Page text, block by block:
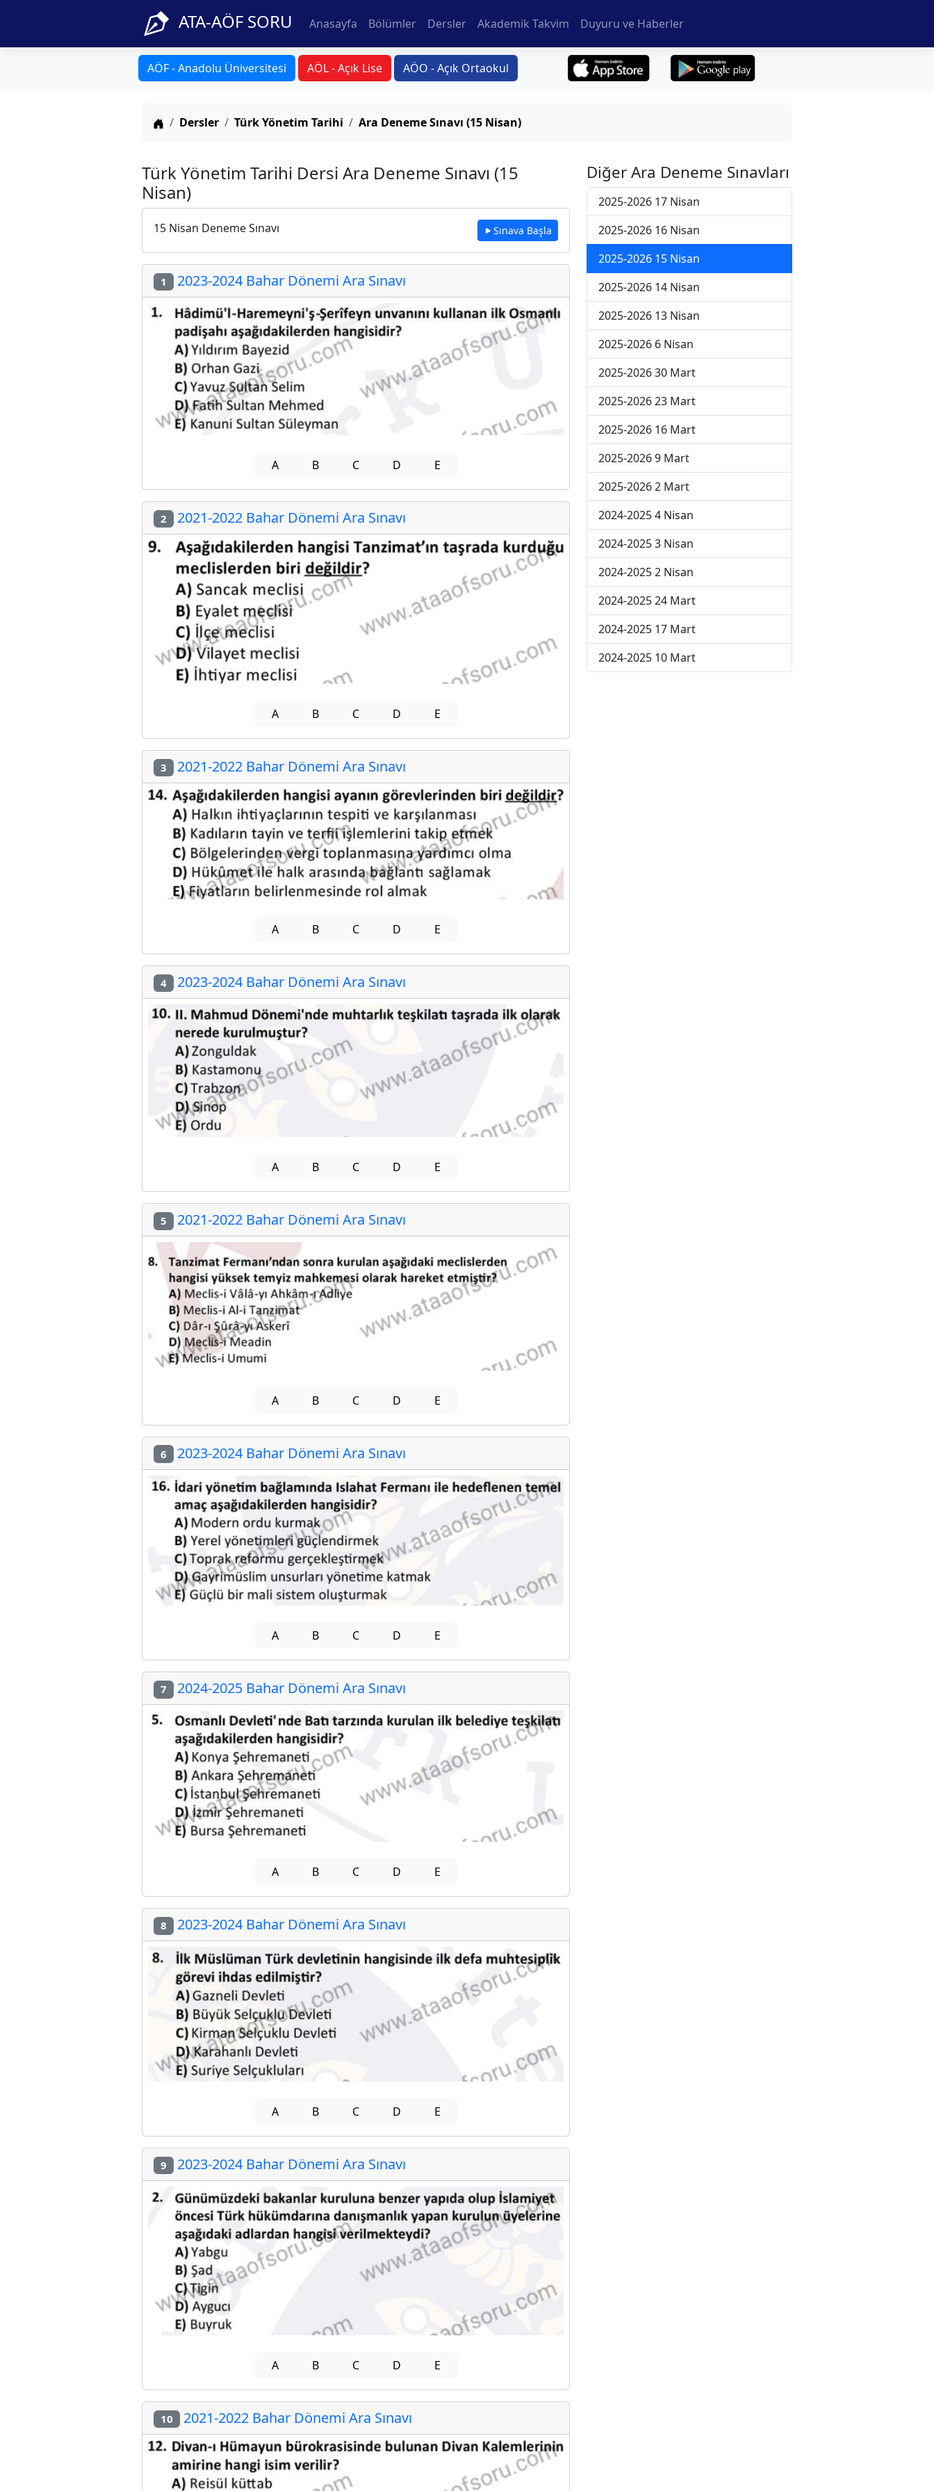
ATA-AÖF SORU Anasayfa Bölümler Dersler Akademik Takvim Duyuru ve Haberler
AÖF - Anadolu Üniversitesi AÖL - Açık Lise AÖO - Açık Ortaokul
Anasayfa
Dersler Türk Yönetim Tarihi Ara Deneme Sınavı (15 Nisan)
Türk Yönetim Tarihi Dersi Ara Deneme Sınavı (15
Nisan)
15 Nisan Deneme Sınavı Sınava Başla
1 2023-2024 Bahar Dönemi Ara Sınavı
A B C D E
2 2021-2022 Bahar Dönemi Ara Sınavı
A B C D E
3 2021-2022 Bahar Dönemi Ara Sınavı
A B C D E
4 2023-2024 Bahar Dönemi Ara Sınavı
A B C D E
5 2021-2022 Bahar Dönemi Ara Sınavı
A B C D E
6 2023-2024 Bahar Dönemi Ara Sınavı
A B C D E
7 2024-2025 Bahar Dönemi Ara Sınavı
A B C D E
8 2023-2024 Bahar Dönemi Ara Sınavı
A B C D E
9 2023-2024 Bahar Dönemi Ara Sınavı
A B C D E
10 2021-2022 Bahar Dönemi Ara Sınavı
Diğer Ara Deneme Sınavları
2025-2026 17 Nisan
2025-2026 16 Nisan
2025-2026 15 Nisan
2025-2026 14 Nisan
2025-2026 13 Nisan
2025-2026 6 Nisan
2025-2026 30 Mart
2025-2026 23 Mart
2025-2026 16 Mart
2025-2026 9 Mart
2025-2026 2 Mart
2024-2025 4 Nisan
2024-2025 3 Nisan
2024-2025 2 Nisan
2024-2025 24 Mart
2024-2025 17 Mart
2024-2025 10 Mart